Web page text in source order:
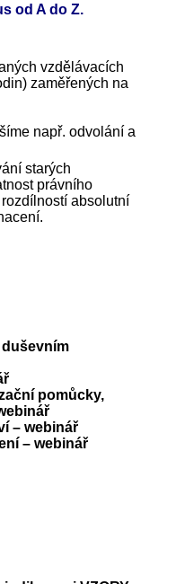
od A do Z.
vzdělávacích
zaměřených na
např. odvolání a
starých
právního
absolutní
pomůcky,
– webinář
– webinář